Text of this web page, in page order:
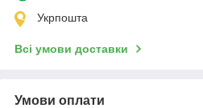
Укрпошта
Всі умови доставки
Умови оплати